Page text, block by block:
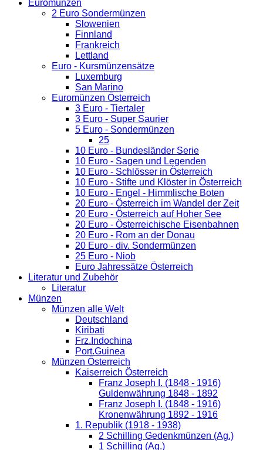
Euromünzen
2 Euro Sondermünzen
Slowenien
Finnland
Frankreich
Lettland
Euro - Kursmünzensätze
Luxemburg
San Marino
Euromünzen Österreich
3 Euro - Tiertaler
3 Euro - Super Saurier
5 Euro - Sondermünzen
25
10 Euro - Bundesländer Serie
10 Euro - Sagen und Legenden
10 Euro - Schlösser in Österreich
10 Euro - Stifte und Klöster in Österreich
10 Euro - Engel - Himmlische Boten
20 Euro - Österreich im Wandel der Zeit
20 Euro - Österreich auf Hoher See
20 Euro - Österreichische Eisenbahnen
20 Euro - Rom an der Donau
20 Euro - div. Sondermünzen
25 Euro - Niob
Euro Jahressätze Österreich
Literatur und Zubehör
Literatur
Münzen
Münzen alle Welt
Deutschland
Kiribati
Frz.Indochina
Port.Guinea
Münzen Österreich
Kaiserreich Österreich
Franz Joseph I. (1848 - 1916)
Guldenwährung 1848 - 1892
Franz Joseph I. (1848 - 1916)
Kronenwährung 1892 - 1916
1. Republik (1918 - 1938)
2 Schilling Gedenkmünzen (Ag.)
1 Schilling (Ag.)